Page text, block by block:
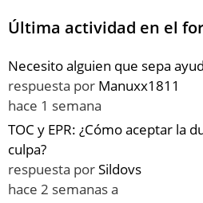
Última actividad en el
Necesito alguien que sepa
respuesta por Manuxx1811
hace 1 semana
TOC y EPR: ¿Cómo aceptar la
culpa?
respuesta porSildovs
hace 2 semanas a